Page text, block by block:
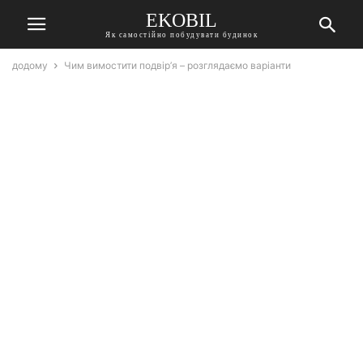
EKOBIL
Як самостійно побудувати будинок
додому Чим вимостити подвір’я – розглядаємо варіанти